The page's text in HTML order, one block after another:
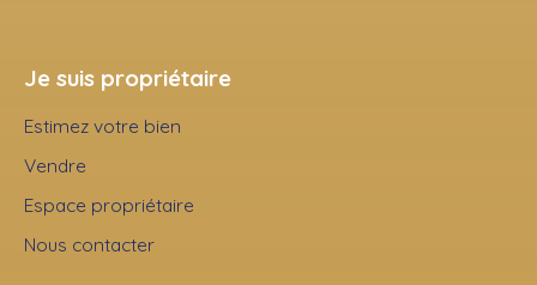
Je suis propriétaire
Estimez votre bien
Vendre
Espace propriétaire
Nous contacter